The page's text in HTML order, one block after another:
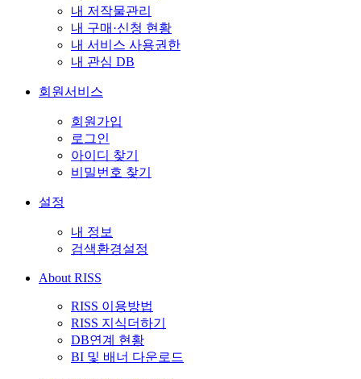
내 저작물관리
내 구매·신청 현황
내 서비스 사용권한
내 관심 DB
회원서비스
회원가입
로그인
아이디 찾기
비밀번호 찾기
설정
내 정보
검색환경설정
About RISS
RISS 이용방법
RISS 지식더하기
DB연계 현황
BI 및 배너 다운로드